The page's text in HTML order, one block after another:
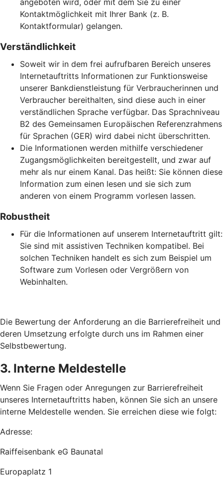
angeboten wird, oder mit dem Sie zu einer
Kontaktmöglichkeit mit Ihrer Bank (z. B.
Kontaktformular) gelangen.
Verständlichkeit
Soweit wir in dem frei aufrufbaren Bereich unseres
Internetauftritts Informationen zur Funktionsweise
unserer Bankdienstleistung für Verbraucherinnen und
Verbraucher bereithalten, sind diese auch in einer
verständlichen Sprache verfügbar. Das Sprachniveau
B2 des Gemeinsamen Europäischen Referenzrahmens
für Sprachen (GER) wird dabei nicht überschritten.
Die Informationen werden mithilfe verschiedener
Zugangsmöglichkeiten bereitgestellt, und zwar auf
mehr als nur einem Kanal. Das heißt: Sie können diese
Information zum einen lesen und sie sich zum
anderen von einem Programm vorlesen lassen.
Robustheit
Für die Informationen auf unserem Internetauftritt gilt:
Sie sind mit assistiven Techniken kompatibel. Bei
solchen Techniken handelt es sich zum Beispiel um
Software zum Vorlesen oder Vergrößern von
Webinhalten.
Die Bewertung der Anforderung an die Barrierefreiheit und
deren Umsetzung erfolgte durch uns im Rahmen einer
Selbstbewertung.
3. Interne Meldestelle
Wenn Sie Fragen oder Anregungen zur Barrierefreiheit
unseres Internetauftritts haben, können Sie sich an unsere
interne Meldestelle wenden. Sie erreichen diese wie folgt:
Adresse:
Raiffeisenbank eG Baunatal
Europaplatz 1